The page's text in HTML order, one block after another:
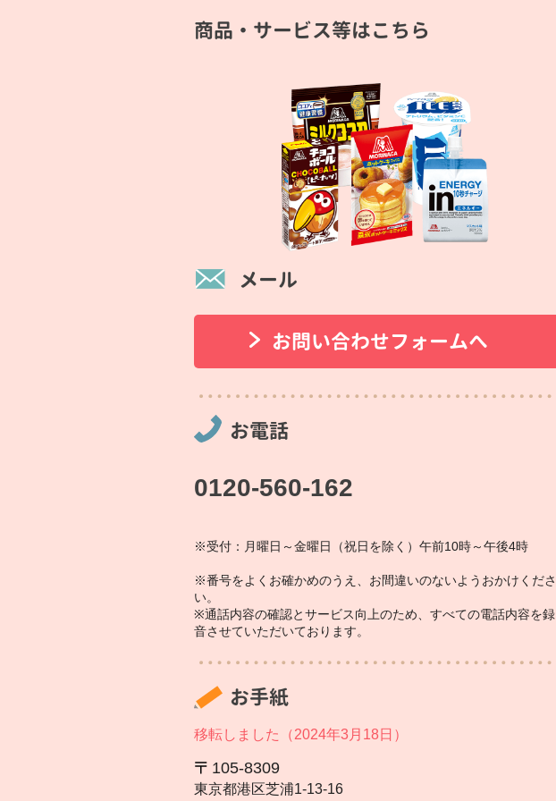
商品・サービス等はこちら
メール
お問い合わせフォームへ
お電話
0120-560-162
※受付：月曜日～金曜日（祝日を除く）午前10時～午後4時
※番号をよくお確かめのうえ、お間違いのないようおかけくださ
い。
※通話内容の確認とサービス向上のため、すべての電話内容を録
音させていただいております。
お手紙
移転しました（2024年3月18日）
105‐8309
東京都港区芝浦1‐13‐16